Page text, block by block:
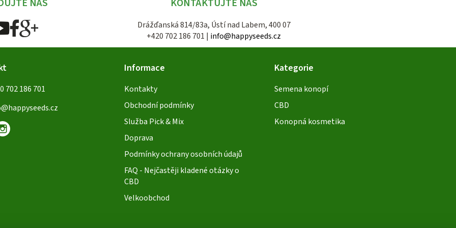
NÁS KONTAKTUJTE NÁS
Drážďanská 814/83a, Ústí nad Labem, 400 07
+420 702 186 701 | info@happyseeds.cz
@happyseeds.cz
702 186 701
Informace
Kontakty
Obchodní podmínky
Služba Pick & Mix
Doprava
Podmínky ochrany osobních údajů
FAQ - Nejčastěji kladené otázky o
CBD
Velkoobchod
Kategorie
Semena konopí
CBD
Konopná kosmetika